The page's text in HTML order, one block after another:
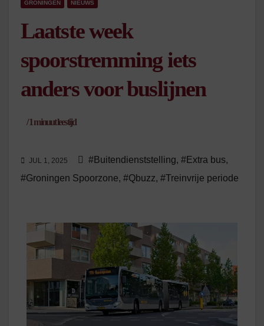
GRONINGEN NIEUWS
Laatste week
spoorstremming iets
anders voor buslijnen
/1 minuut leestijd
JUL 1, 2025 #Buitendienststelling, #Extra bus,
#Groningen Spoorzone, #Qbuzz, #Treinvrije periode